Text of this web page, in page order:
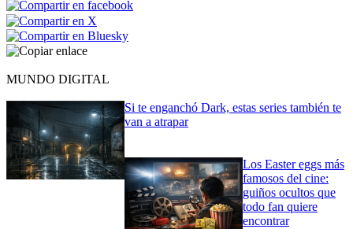
MUNDO DIGITAL
Si te enganchó Dark, estas series también te
van a atrapar
Los Easter eggs más
famosos del cine:
guiños ocultos que
todo fan quiere
encontrar